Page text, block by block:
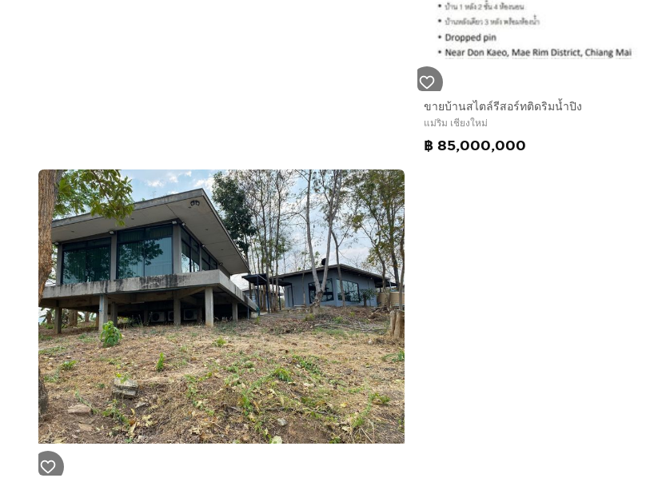
ขายบ้านสไตล์รีสอร์ทติดริมน้ำปิง
แม่ริม เชียงใหม่
฿ 85,000,000